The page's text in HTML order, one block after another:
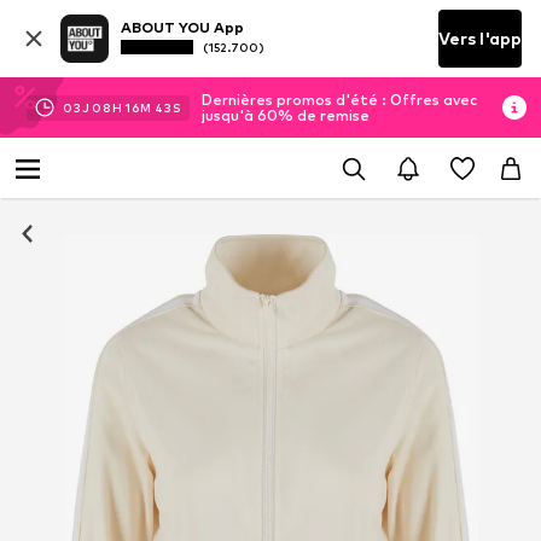
ABOUT YOU App
(152.700) Vers l'app
03J 08H 16M 43 S
Dernières promos d'été : Offres avec
jusqu'à 60% de remise